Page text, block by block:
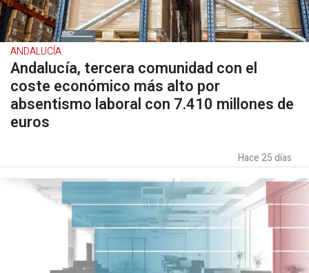
ANDALUCÍA
Andalucía, tercera comunidad con el
coste económico más alto por
absentismo laboral con 7.410 millones de
euros
Hace 25 días